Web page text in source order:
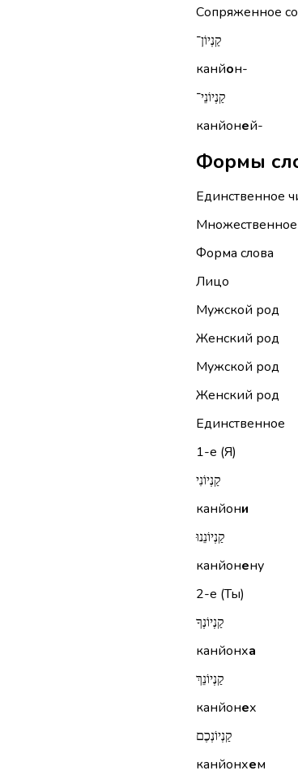
Сопряженное
קַנְיוֹן־
канйон-
קַנְיוֹנֵי־
канйоней-
Единственное
Множественное
Форма слова
Лицо
Мужской род
Женский род
Мужской род
Женский род
Единственное
1-е (Я)
קַנְיוֹנִי
канйони
קַנְיוֹנֵנוּ
канйонену
2-е (Ты)
קַנְיוֹנְךָ
канйонха
קַנְיוֹנֵךְ
канйонех
קַנְיוֹנְכֶם
канйонхем